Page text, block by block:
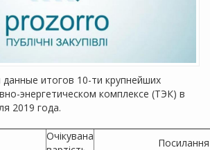
итогов 10-ти крупнейших
энергетическом комплексе (ТЭК) в
2019 года.
Очікувана